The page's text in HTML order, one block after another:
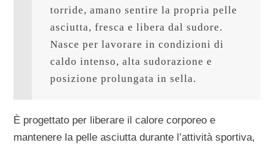
torride, amano sentire la propria pelle
asciutta, fresca e libera dal sudore.
Nasce per lavorare in condizioni di
caldo intenso, alta sudorazione e
posizione prolungata in sella.
È progettato per liberare il calore corporeo e
mantenere la pelle asciutta durante l’attività sportiva,